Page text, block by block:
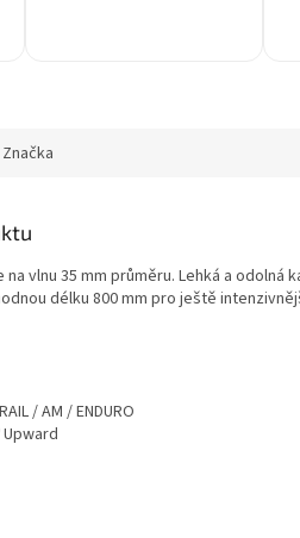
Značka
vlnu 35 mm průměru. Lehká a odolná
délku 800 mm pro ještě
/ AM / ENDURO
Upward